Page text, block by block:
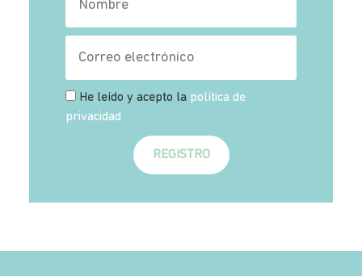
He leído y acepto la política de
privacidad
REGISTRO